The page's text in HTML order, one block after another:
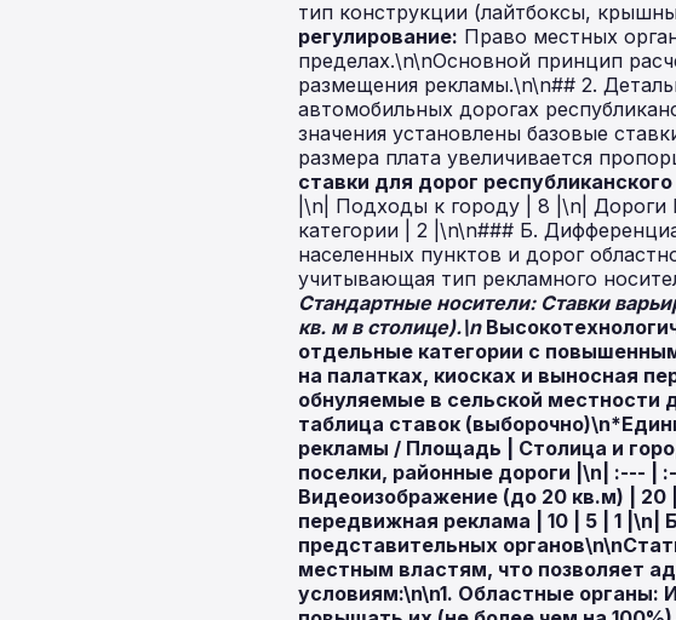
тип конструкции (лайтбоксы,
регулирование: Право местных
пределах.\n\nОсновной принцип
размещения рекламы.\n\n## 2.
автомобильных дорогах
значения установлены базовые
размера плата увеличивается
ставки для дорог республиканского
|\n| Подходы к городу | 8 |\n| Дороги
категории | 2 |\n\n### Б.
населенных пунктов и дорог
учитывающая тип рекламного
Стандартные носители:Ставки
кв. м в столице).\n
отдельные категории с
на палатках, киосках и выносная
обнуляемые в сельской местности
таблица ставок
рекламы / Площадь | Столица и
поселки, районные дороги |\n| :--- |
Видеоизображение (до 20 кв.м) |
передвижная реклама | 10 | 5 | 1 |\n|
представительных
местным властям, что позволяет
условиям:\n\n1. Областные органы: